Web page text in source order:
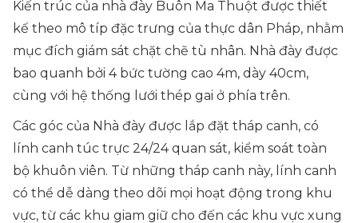
Kiến trúc của nhà đày Buôn Ma Thuột được thiết
kế theo mô típ đặc trưng của thực dân Pháp, nhằm
mục đích giám sát chặt chẽ tù nhân. Nhà đày được
bao quanh bởi 4 bức tường cao 4m, dày 40cm,
cùng với hệ thống lưới thép gai ở phía trên.
Các góc của Nhà đày được lắp đặt tháp canh, có
lính canh túc trực 24/24 quan sát, kiểm soát toàn
bộ khuôn viên. Từ những tháp canh này, lính canh
có thể dễ dàng theo dõi mọi hoạt động trong khu
vực, từ các khu giam giữ cho đến các khu vực xung